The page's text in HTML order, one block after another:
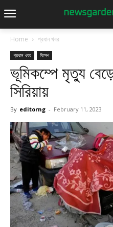
Home প্রধান খবর
প্রধান খবর বিদেশ
ভূমিকম্পে মৃত্যু
সিরিয়ায়
By editorng - February 11, 2023